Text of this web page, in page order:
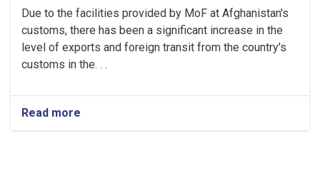
Due to the facilities provided by MoF at Afghanistan's
customs, there has been a significant increase in the
level of exports and foreign transit from the country's
customs in the. . .
Read more
Afghanistan’s